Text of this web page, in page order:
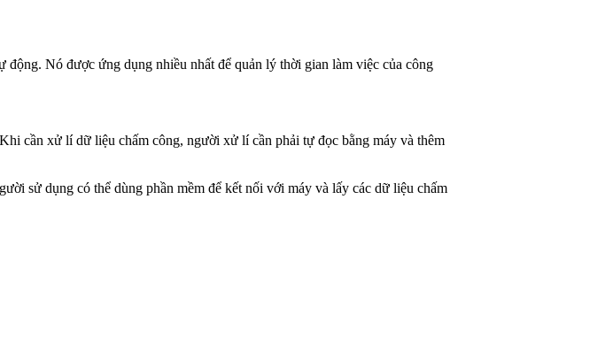
Nó được ứng dụng nhiều nhất để quản lý thời gian làm việc của công
cần xử lí dữ liệu chấm công, người xử lí cần phải tự đọc bằng máy và thêm
sử dụng có thể dùng phần mềm để kết nối với máy và lấy các dữ liệu chấm